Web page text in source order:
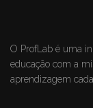
O ProfLab é uma
educação com a
aprendizagem